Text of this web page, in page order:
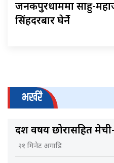
जनकपुरधाममा साहु-
सिंहदरबार घेर्ने
भर्खरै
दश वर्षीय छोरासहित
२१ मिनेट अगाडि